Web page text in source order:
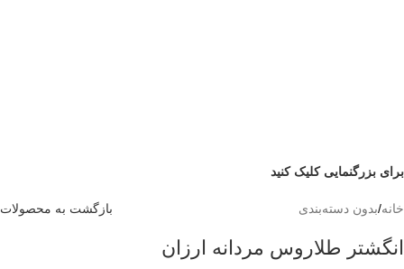
برای بزرگنمایی کلیک کنید
خانه/بدون دسته‌بندی بازگشت به محصولات
انگشتر طلاروس مردانه ارزان